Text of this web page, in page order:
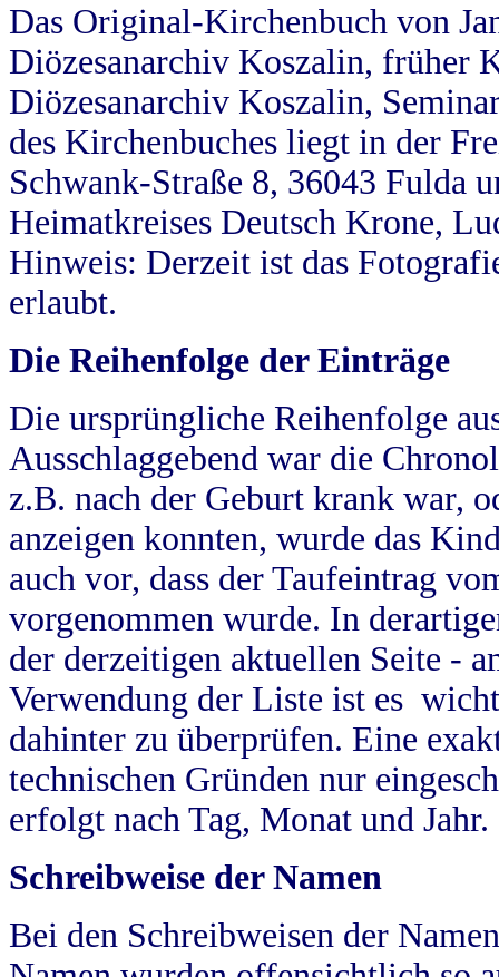
Das Original-Kirchenbuch von
Diözesanarchiv Koszalin, früher
Diözesanarchiv Koszalin,
des Kirchenbuches liegt in der
Schwank-Straße 8, 36043 Fulda
Heimatkreises Deutsch Krone,
Hinweis: Derzeit ist das
erlaubt.
Die Reihenfolge der Einträge
Die ursprüngliche Reihenfolge
Ausschlaggebend war die
z.B. nach der Geburt krank war,
anzeigen konnten, wurde das
auch vor, dass der Taufeintrag
vorgenommen wurde. In
der derzeitigen aktuellen Seite -
Verwendung der Liste ist es
dahinter zu überprüfen. Eine
technischen Gründen nur
erfolgt nach Tag, Monat und Jahr.
Schreibweise der Namen
Bei den Schreibweisen der